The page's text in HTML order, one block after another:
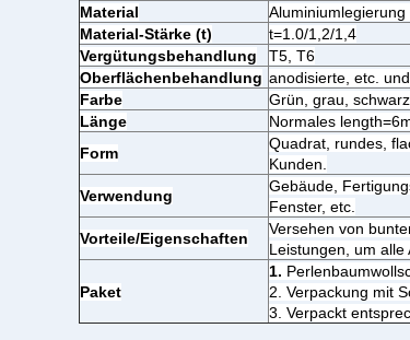
Material
Aluminiumlegierung
Material-Stärke (t)
t=1.0/1,2/1,4
Vergütungsbehandlung
T5, T6
Oberflächenbehandlung anodisierte, etc.
Farbe
Grün, grau,
Länge
Normales
Form
Quadrat, rundes,
Kunden.
Verwendung
Gebäude,
Fenster, etc.
Vorteile/Eigenschaften
Versehen von
Leistungen, um alle
Paket
1.
2. Verpackung mit
3. Verpackt